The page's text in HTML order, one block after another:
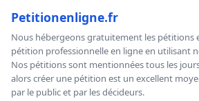
Petitionenligne.fr
Nous hébergeons gratuitement les pétitions
pétition professionnelle en ligne en utilisant
Nos pétitions sont mentionnées tous les
alors créer une pétition est un excellent
par le public et par les décideurs.